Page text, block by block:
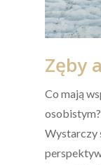
Zęby
Co mają
Wystarczy